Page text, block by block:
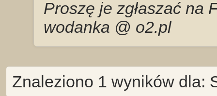
Proszę je zgłaszać na
wodanka @ o2.pl
Znaleziono 1 wyników dla: